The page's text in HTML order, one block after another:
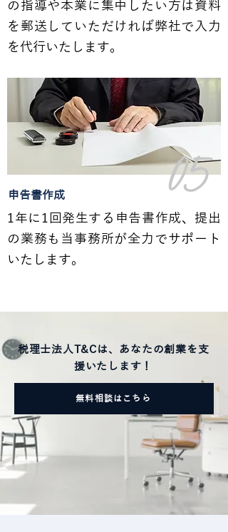
の指導や本業に集中したい方は資料
を郵送していただければ弊社で入力
を代行いたします。
05
​申告書作成
1年に1回発生する申告書作成、提出
の業務も当事務所が全力でサポート
いたします。
​税理士法人T&Cは、あなたの創業を支
援いたします！
無料相談はこちら